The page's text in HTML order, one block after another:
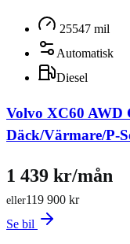
25547 mil
Automatisk
Diesel
Volvo XC60 AWD
Däck/Värmare/P-
119 900 kr
eller
1 439 kr/mån
Se bil